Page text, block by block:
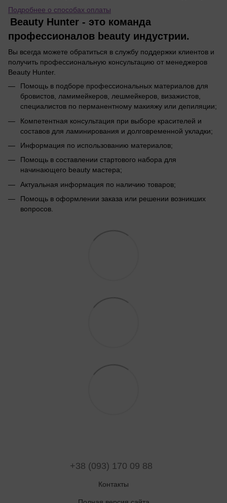
Подробнее о способах оплаты
Beauty Hunter - это команда
профессионалов beauty индустрии.
Вы всегда можете обратиться в службу поддержки клиентов и
получить профессиональную консультацию от менеджеров
Beauty Hunter.
Помощь в подборе профессиональных материалов для
бровистов, ламимейкеров, лешмейкеров, визажистов,
специалистов по перманентному макияжу или депиляции;
Компетентная консультация при выборе красителей и
составов для ламинирования и долговременной укладки;
Информация по использованию материалов;
Помощь в составлении стартового набора для
начинающего beauty мастера;
Актуальная информация по наличию товаров;
Помощь в оформлении заказа или решении возникших
вопросов.
+38 (093) 170 09 88
Контакты